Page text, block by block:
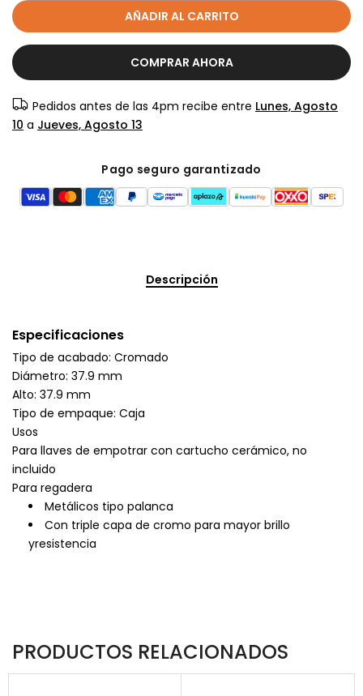
AÑADIR AL CARRITO
COMPRAR AHORA
Pedidos antes de las 4pm recibe entre Lunes, Agosto
10 a Jueves, Agosto 13
Pago seguro garantizado
Descripción
Especificaciones
Tipo de acabado: Cromado
Diámetro: 37.9 mm
Alto: 37.9 mm
Tipo de empaque: Caja
Usos
Para llaves de empotrar con cartucho cerámico, no
incluido
Para regadera
Metálicos tipo palanca
Con triple capa de cromo para mayor brillo
yresistencia
PRODUCTOS RELACIONADOS